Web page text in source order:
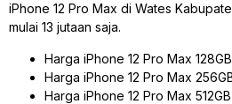
iPhone 12 Pro Max di Wates
mulai 13 jutaan saja.
Harga iPhone 12 Pro Max
Harga iPhone 12 Pro Max
Harga iPhone 12 Pro Max